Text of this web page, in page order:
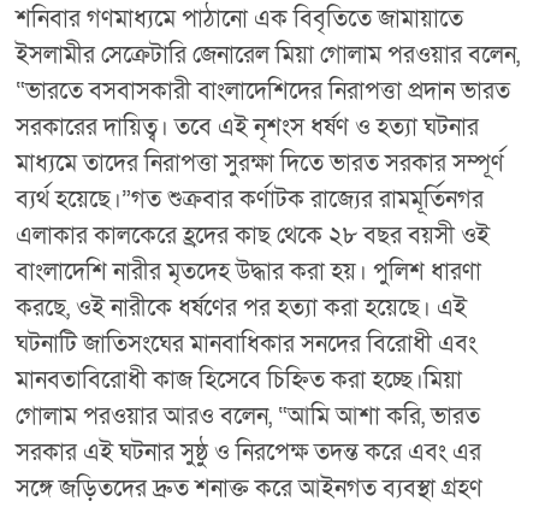
শনিবার গণমাধ্যমে পাঠানো এক বিবৃতিতে জামায়াতে
ইসলামীর সেক্রেটারি জেনারেল মিয়া গোলাম পরওয়ার বলেন,
“ভারতে বসবাসকারী বাংলাদেশিদের নিরাপত্তা প্রদান ভারত
সরকারের দায়িত্ব। তবে এই নৃশংস ধর্ষণ ও হত্যা ঘটনার
মাধ্যমে তাদের নিরাপত্তা সুরক্ষা দিতে ভারত সরকার সম্পূর্ণ
ব্যর্থ হয়েছে।”গত শুক্রবার কর্ণাটক রাজ্যের রামমূর্তিনগর
এলাকার কালকেরে হ্রদের কাছ থেকে ২৮ বছর বয়সী ওই
বাংলাদেশি নারীর মৃতদেহ উদ্ধার করা হয়। পুলিশ ধারণা
করছে, ওই নারীকে ধর্ষণের পর হত্যা করা হয়েছে। এই
ঘটনাটি জাতিসংঘের মানবাধিকার সনদের বিরোধী এবং
মানবতাবিরোধী কাজ হিসেবে চিহ্নিত করা হচ্ছে।মিয়া
গোলাম পরওয়ার আরও বলেন, “আমি আশা করি, ভারত
সরকার এই ঘটনার সুষ্ঠু ও নিরপেক্ষ তদন্ত করে এবং এর
সঙ্গে জড়িতদের দ্রুত শনাক্ত করে আইনগত ব্যবস্থা গ্রহণ